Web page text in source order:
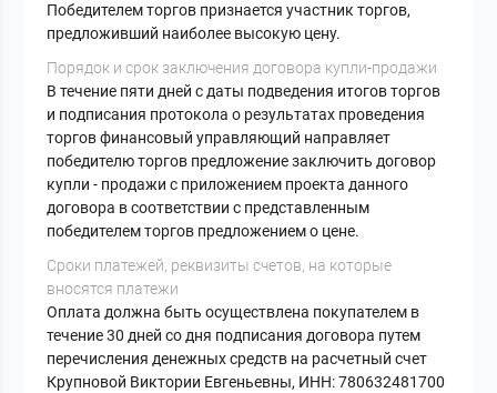
Победителем торгов признается участник торгов,
предложивший наиболее высокую цену.
Порядок и срок заключения договора купли-продажи
В течение пяти дней с даты подведения итогов торгов
и подписания протокола о результатах проведения
торгов финансовый управляющий направляет
победителю торгов предложение заключить договор
купли - продажи с приложением проекта данного
договора в соответствии с представленным
победителем торгов предложением о цене.
Сроки платежей, реквизиты счетов, на которые
вносятся платежи
Оплата должна быть осуществлена покупателем в
течение 30 дней со дня подписания договора путем
перечисления денежных средств на расчетный счет
Крупновой Виктории Евгеньевны, ИНН: 780632481700